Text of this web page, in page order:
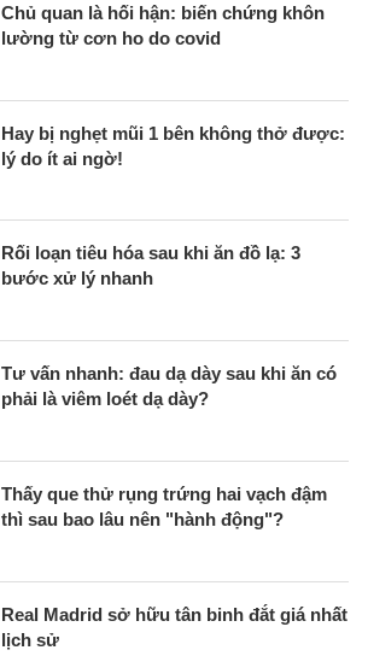
Chủ quan là hối hận: biến chứng khôn
lường từ cơn ho do covid
Hay bị nghẹt mũi 1 bên không thở được:
lý do ít ai ngờ!
Rối loạn tiêu hóa sau khi ăn đồ lạ: 3
bước xử lý nhanh
Tư vấn nhanh: đau dạ dày sau khi ăn có
phải là viêm loét dạ dày?
Thấy que thử rụng trứng hai vạch đậm
thì sau bao lâu nên "hành động"?
Real Madrid sở hữu tân binh đắt giá nhất
lịch sử